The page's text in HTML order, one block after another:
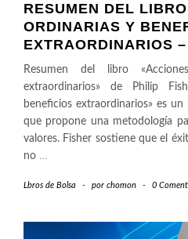
RESUMEN DEL
ORDINARIAS Y
EXTRAORDINARIOS
Resumen del libro
extraordinarios» de Philip
beneficios extraordinarios» es
que propone una metodología
valores. Fisher sostiene que el
no …
Lbros de Bolsa - por chomon - 0